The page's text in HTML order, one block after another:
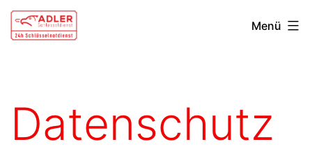
Zum
Inhalt
Schlüsseldienst
Menü
Datenschutz